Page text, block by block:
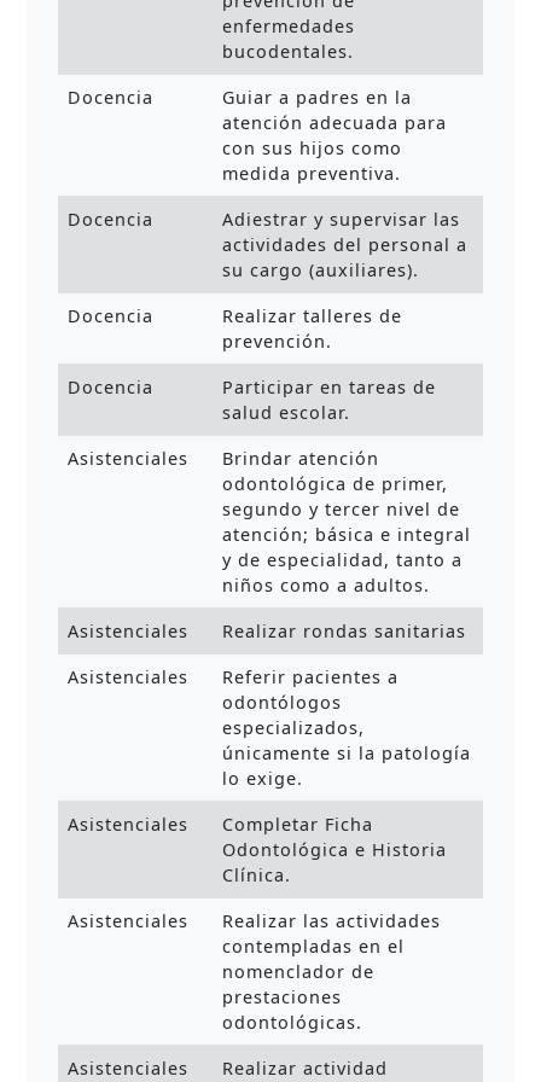
enfermedades
bucodentales.
Docencia
Guiar a padres en la
atención adecuada para
con sus hijos como
medida preventiva.
Docencia
Adiestrar y supervisar las
actividades del personal a
su cargo (auxiliares).
Docencia
Realizar talleres de
prevención.
Docencia
Participar en tareas de
salud escolar.
Asistenciales
Brindar atención
odontológica de primer,
segundo y tercer nivel de
atención; básica e integral
y de especialidad, tanto a
niños como a adultos.
Asistenciales
Realizar rondas sanitarias
Asistenciales
Referir pacientes a
odontólogos
especializados,
únicamente si la patología
lo exige.
Asistenciales
Completar Ficha
Odontológica e Historia
Clínica.
Asistenciales
Realizar las actividades
contempladas en el
nomenclador de
prestaciones
odontológicas.
Asistenciales
Realizar actividad